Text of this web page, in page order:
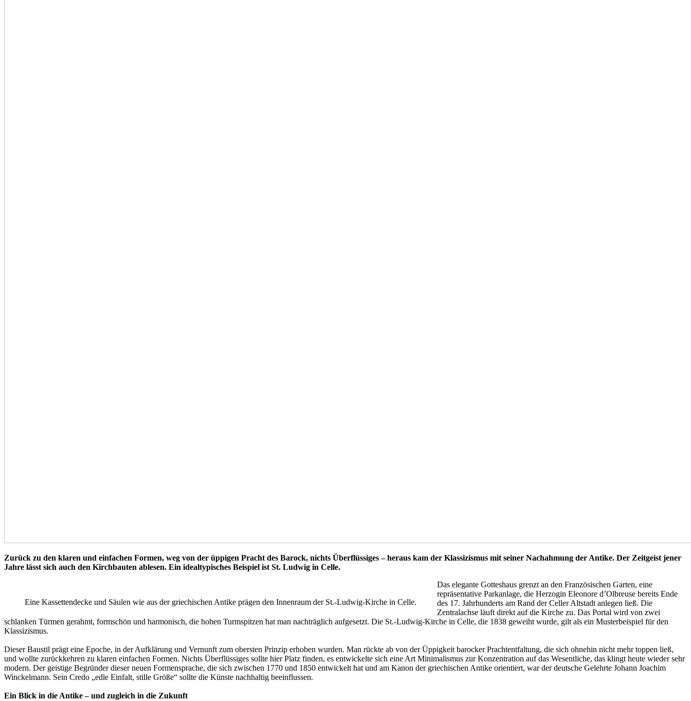
Zurück zu den klaren und einfachen Formen, weg von der üppigen Pracht des Barock, nichts Überflüssiges – heraus kam der Klassizismus mit seiner Nachahmung der Antike. Der Zeitgeist jener
Jahre lässt sich auch den Kirchbauten ablesen. Ein idealtypisches Beispiel ist St. Ludwig in Celle.
Eine Kassettendecke und Säulen wie aus der griechischen Antike prägen den Innenraum der St.-Ludwig-Kirche in Celle.
Das elegante Gotteshaus grenzt an den Französischen Garten, eine
repräsentative Parkanlage, die Herzogin Eleonore d’Olbreuse bereits Ende
des 17. Jahrhunderts am Rand der Celler Altstadt anlegen ließ. Die
Zentralachse läuft direkt auf die Kirche zu. Das Portal wird von zwei
schlanken Türmen gerahmt, formschön und harmonisch, die hohen Turmspitzen hat man nachträglich aufgesetzt. Die St.-Ludwig-Kirche in Celle, die 1838 geweiht wurde, gilt als ein Musterbeispiel für den
Klassizismus.
Dieser Baustil prägt eine Epoche, in der Aufklärung und Vernunft zum obersten Prinzip erhoben wurden. Man rückte ab von der Üppigkeit barocker Prachtentfaltung, die sich ohnehin nicht mehr toppen ließ,
und wollte zurückkehren zu klaren einfachen Formen. Nichts Überflüssiges sollte hier Platz finden, es entwickelte sich eine Art Minimalismus zur Konzentration auf das Wesentliche, das klingt heute wieder sehr
modern. Der geistige Begründer dieser neuen Formensprache, die sich zwischen 1770 und 1850 entwickelt hat und am Kanon der griechischen Antike orientiert, war der deutsche Gelehrte Johann Joachim
Winckelmann. Sein Credo „edle Einfalt, stille Größe“ sollte die Künste nachhaltig beeinflussen.
Ein Blick in die Antike – und zugleich in die Zukunft